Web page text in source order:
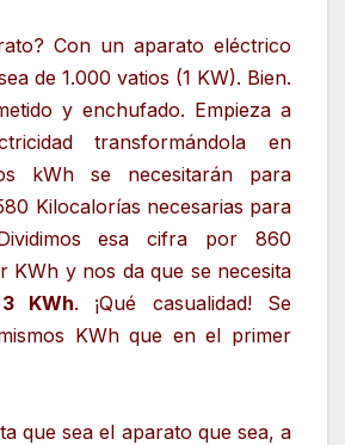
Con un aparato eléctrico
de 1.000 vatios (1 KW). Bien.
y enchufado. Empieza a
transformándola en
kWh se necesitarán para
Kilocalorías necesarias para
esa cifra por 860
KWh y nos da que se necesita
3 KWh. ¡Qué casualidad! Se
KWh que en el primer
que sea el aparato que sea, a